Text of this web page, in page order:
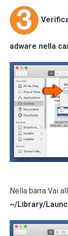
adware nella
Nella barra Vai
~/Library/